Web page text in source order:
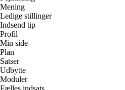
Mening
Ledige stillinger
Indsend tip
Profil
Min side
Plan
Satser
Udbytte
Moduler